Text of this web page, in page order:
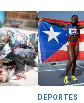
DEPORTES